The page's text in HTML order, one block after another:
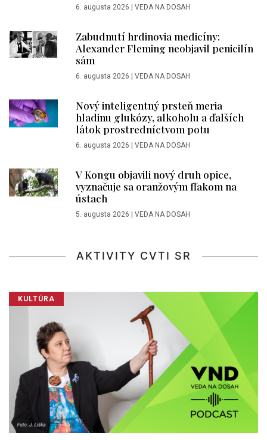
6. augusta 2026 VEDA NA DOSAH
Zabudnutí hrdinovia medicíny:
Alexander Fleming neobjavil penicilín
sám
6. augusta 2026 VEDA NA DOSAH
Nový inteligentný prsteň meria
hladinu glukózy, alkoholu a ďalších
látok prostredníctvom potu
6. augusta 2026 VEDA NA DOSAH
V Kongu objavili nový druh opice,
vyznačuje sa oranžovým fľakom na
ústach
5. augusta 2026 VEDA NA DOSAH
AKTIVITY CVTI SR
KULTÚRA